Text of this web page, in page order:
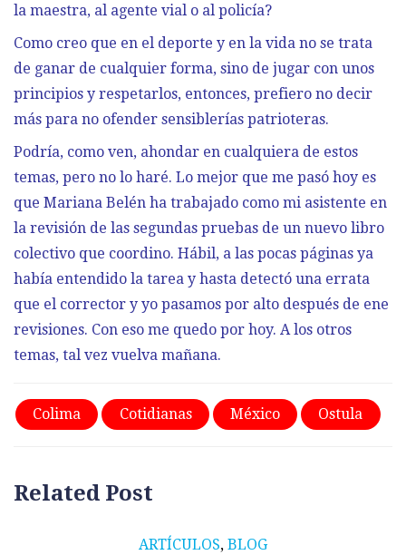
la maestra, al agente vial o al policía?
Como creo que en el deporte y en la vida no se trata
de ganar de cualquier forma, sino de jugar con unos
principios y respetarlos, entonces, prefiero no decir
más para no ofender sensiblerías patrioteras.
Podría, como ven, ahondar en cualquiera de estos
temas, pero no lo haré. Lo mejor que me pasó hoy es
que Mariana Belén ha trabajado como mi asistente en
la revisión de las segundas pruebas de un nuevo libro
colectivo que coordino. Hábil, a las pocas páginas ya
había entendido la tarea y hasta detectó una errata
que el corrector y yo pasamos por alto después de ene
revisiones. Con eso me quedo por hoy. A los otros
temas, tal vez vuelva mañana.
Colima Cotidianas México Ostula
Related Post
ARTÍCULOS, BLOG